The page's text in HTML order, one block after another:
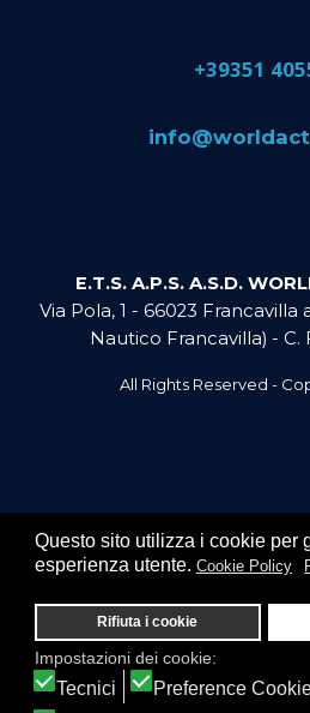
Questo sito utilizza i cookie per
esperienza utente. Cookie Policy
Rifiuta i cookie
Impostazioni dei cookie:
Tecnici Preference
​+39351
E.T.S. A.P.S. A.S.D.
Via Pola, 1 - 66023 Francavilla
Nautico Francavilla) - C.
All Rights Reserved -
ENGINE​ERING